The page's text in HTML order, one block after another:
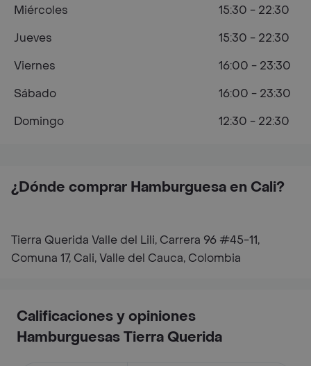
¿Dónde comprar Hamburguesa en Cali?
Tierra Querida Valle del Lili, Carrera 96 #45-11,
Comuna 17, Cali, Valle del Cauca, Colombia
Miércoles
15:30 - 22:30
Jueves
15:30 - 22:30
Viernes
16:00 - 23:30
Sábado
16:00 - 23:30
Domingo
12:30 - 22:30
Calificaciones y opiniones
Hamburguesas Tierra Querida